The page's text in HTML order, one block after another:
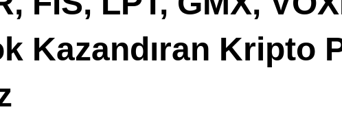
Kazandıran Kripto